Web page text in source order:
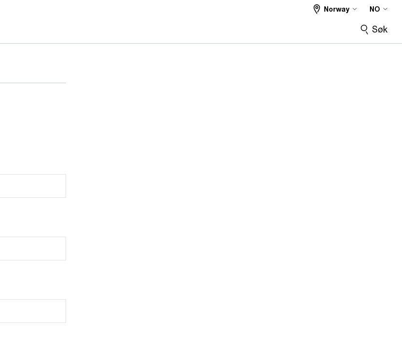
Norway NO
Søk